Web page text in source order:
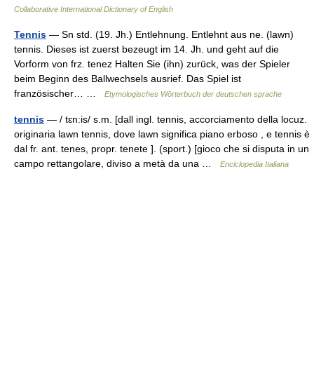
Collaborative International Dictionary of English
Tennis — Sn std. (19. Jh.) Entlehnung. Entlehnt aus ne. (lawn)
tennis. Dieses ist zuerst bezeugt im 14. Jh. und geht auf die
Vorform von frz. tenez Halten Sie (ihn) zurück, was der Spieler
beim Beginn des Ballwechsels ausrief. Das Spiel ist
französischer… …
Etymologisches Wörterbuch der deutschen sprache
tennis — / tɛn:is/ s.m. [dall ingl. tennis, accorciamento della locuz.
originaria lawn tennis, dove lawn significa piano erboso , e tennis è
dal fr. ant. tenes, propr. tenete ]. (sport.) [gioco che si disputa in un
campo rettangolare, diviso a metà da una …
Enciclopedia Italiana